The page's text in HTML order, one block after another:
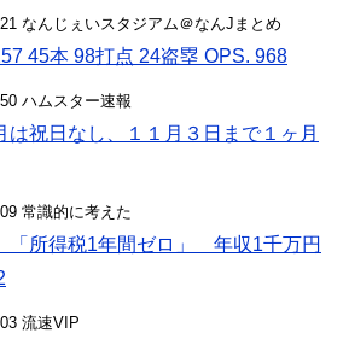
なんじぇいスタジアム＠なんJまとめ
45本 98打点 24盗塁 OPS. 968
ハムスター速報
は祝日なし、１１月３日まで１ヶ月
常識的に考えた
「所得税1年間ゼロ」 年収1千万円
流速VIP